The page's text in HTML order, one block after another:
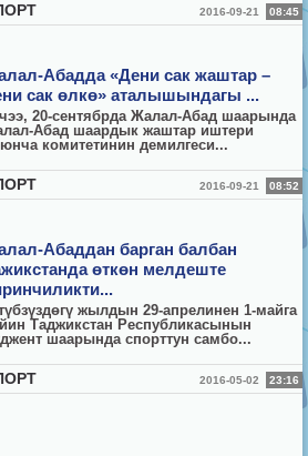
2016-09-21 08:45
Абадда «Дени сак жаштар –
сак өлкө» аталышындагы ...
20-сентябрда Жалал-Абад шаарында
Абад шаардык жаштар иштери
комитетинин демилгеси...
2016-09-21 08:52
Абаддан барган балбан
өткөн мелдеште
жылдын 29-апрелинен 1-майга
Таджикстан Республикасынын
шаарында спорттун самбо...
2016-05-02 23:16